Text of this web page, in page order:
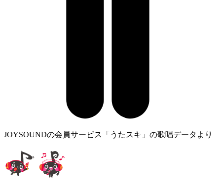
JOYSOUNDの会員サービス「うたスキ」の歌唱データより